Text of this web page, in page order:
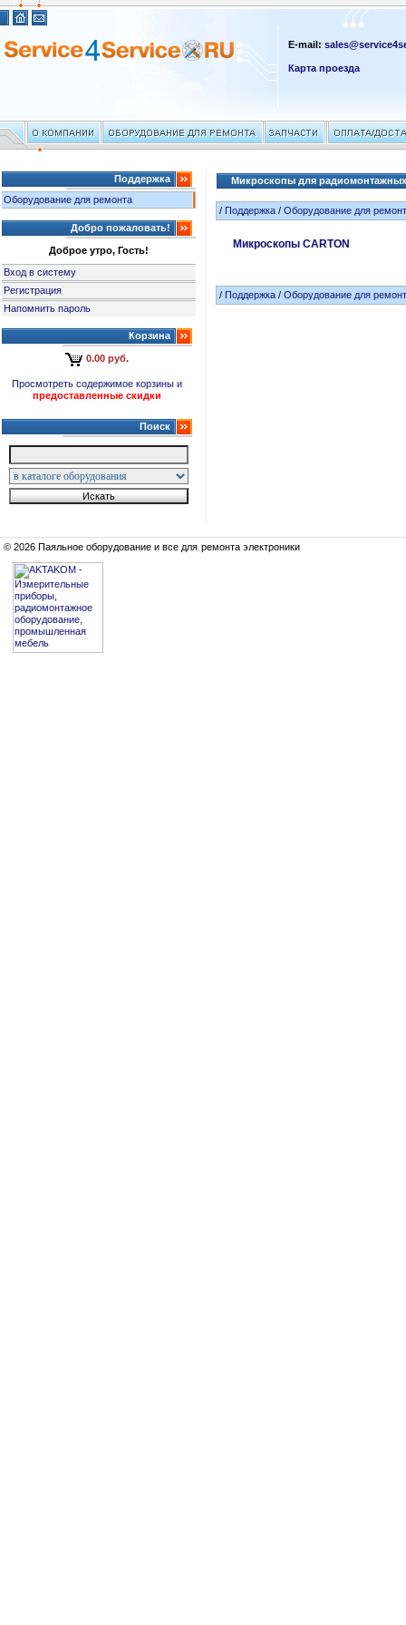
E-mail:
Карта проезда
Поддержка
Оборудование для ремонта
Добро пожаловать!
Доброе утро, Гость!
Вход в систему
Регистрация
Напомнить пароль
Корзина
0.00 руб.
Просмотреть содержимое корзины и
предоставленные скидки
Поиск
Микроскопы для
/Поддержка /Оборудование для
Микроскопы CARTON
/Поддержка /Оборудование для
© 2026 Паяльное оборудование и все для ремонта электроники